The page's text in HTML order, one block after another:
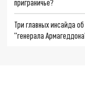
приграничье?
Три главных инсайда
"генерала